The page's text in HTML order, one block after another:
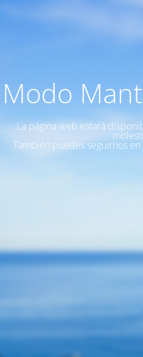
Modo
La página web estará
También puedes seguirnos en